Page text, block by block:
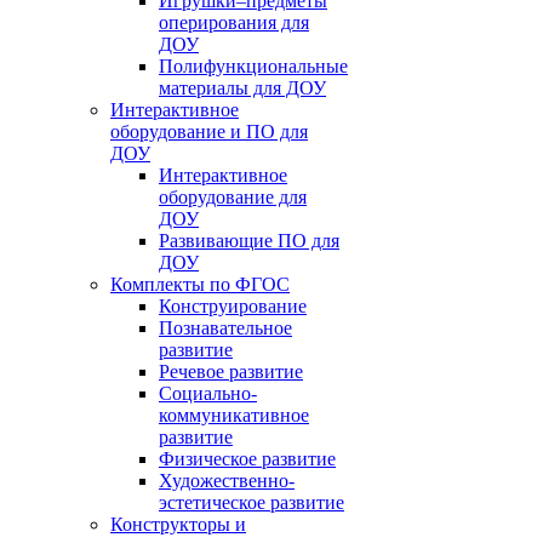
оперирования для
ДОУ
Полифункциональные
материалы для ДОУ
Интерактивное
оборудование и ПО для
ДОУ
Интерактивное
оборудование для
ДОУ
Развивающие ПО для
ДОУ
Комплекты по ФГОС
Конструирование
Познавательное
развитие
Речевое развитие
Социально-
коммуникативное
развитие
Физическое развитие
Художественно-
эстетическое развитие
Конструкторы и